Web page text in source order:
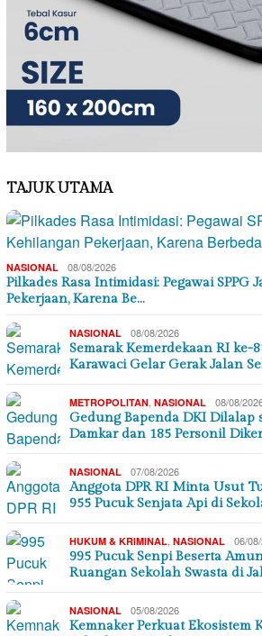
TAJUK UTAMA
NASIONAL 08/08/2026
Pilkades Rasa Intimidasi: Pegawai SPPG
Pekerjaan, Karena Be…
NASIONAL 08/08/2026
Semarak Kemerdekaan RI ke-
Karawaci Gelar Gerak Jalan
METROPOLITAN NASIONAL 08/08/
Gedung Bapenda DKI Dilalap
Damkar dan 185 Personil
NASIONAL 07/08/2026
Anggota DPR RI Minta Usut
955 Pucuk Senjata Api di
HUKUM & KRIMINAL NASIONAL 06/
995 Pucuk Senpi Beserta
Ruangan Sekolah Swasta di
NASIONAL 05/08/2026
Kemnaker Perkuat Ekosistem